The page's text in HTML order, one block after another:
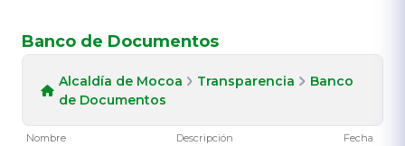
Banco de Documentos
Alcaldía de Mocoa Transparencia
Banco
de Documentos
Nombre Descripción Fecha